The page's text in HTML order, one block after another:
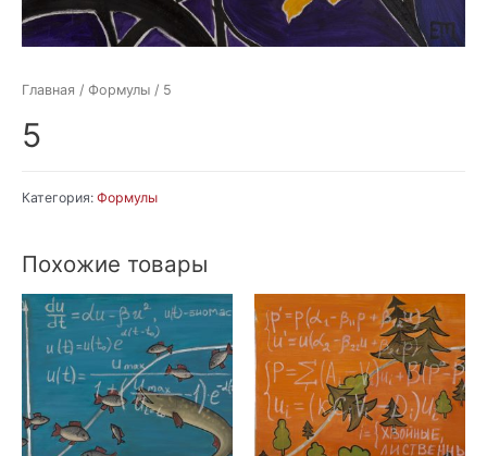
Главная / Формулы / 5
5
Категория: Формулы
Похожие товары